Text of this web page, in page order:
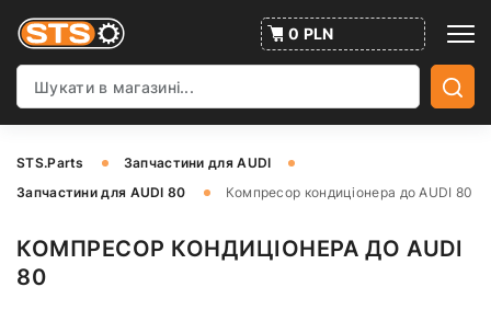
0 PLN
STS.Parts
Запчастини для AUDI
Запчастини для AUDI 80
Компресор кондиціонера до AUDI 80
КОМПРЕСОР КОНДИЦІОНЕРА ДО AUDI
80